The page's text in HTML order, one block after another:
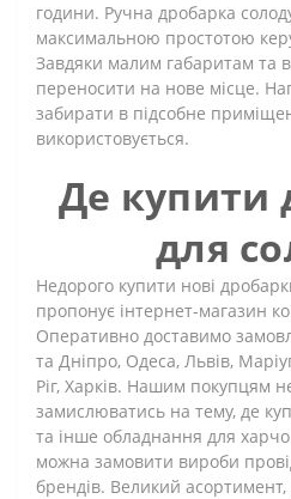
години. Ручна дробарка
максимальною простотою
Завдяки малим габаритам та
переносити на нове місце.
забирати в підсобне
використовується.
Де купити
для
Недорого купити нові
пропонує інтернет-магазин
Оперативно доставимо
та Дніпро, Одеса, Львів,
Ріг, Харків. Нашим покупцям
замислюватись на тему, де
та інше обладнання для
можна замовити вироби
брендів. Великий асортимент,